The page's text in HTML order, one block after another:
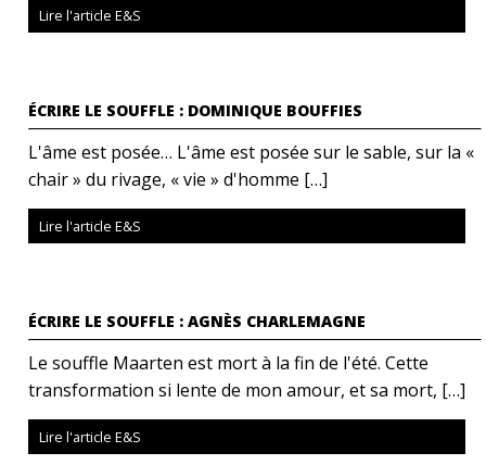
Lire l'article E&S
ÉCRIRE LE SOUFFLE : DOMINIQUE BOUFFIES
L'âme est posée… L'âme est posée sur le sable, sur la «
chair » du rivage, « vie » d'homme […]
Lire l'article E&S
ÉCRIRE LE SOUFFLE : AGNÈS CHARLEMAGNE
Le souffle Maarten est mort à la fin de l'été. Cette
transformation si lente de mon amour, et sa mort, […]
Lire l'article E&S